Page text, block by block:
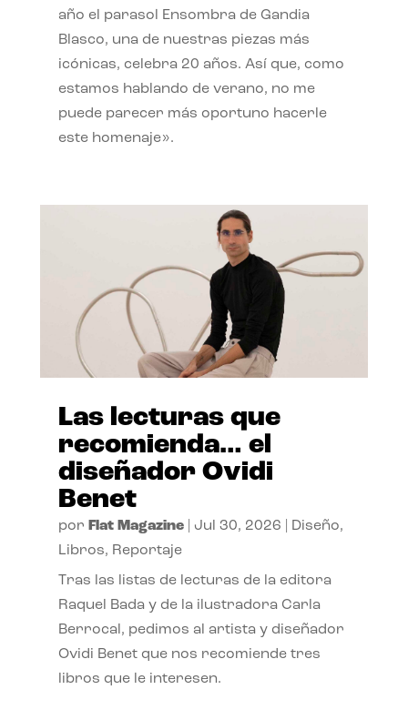
año el parasol Ensombra de Gandia
Blasco, una de nuestras piezas más
icónicas, celebra 20 años. Así que, como
estamos hablando de verano, no me
puede parecer más oportuno hacerle
este homenaje».
Las lecturas que
recomienda… el
diseñador Ovidi
Benet
por Flat Magazine| Jul 30, 2026 Diseño,
Libros, Reportaje
Tras las listas de lecturas de la editora
Raquel Bada y de la ilustradora Carla
Berrocal, pedimos al artista y diseñador
Ovidi Benet que nos recomiende tres
libros que le interesen.